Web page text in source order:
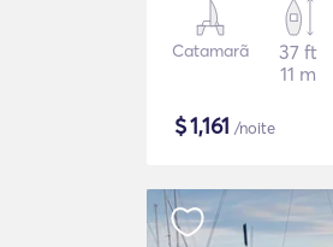
Catamarã
37 ft
11 m
$1,161 /noite